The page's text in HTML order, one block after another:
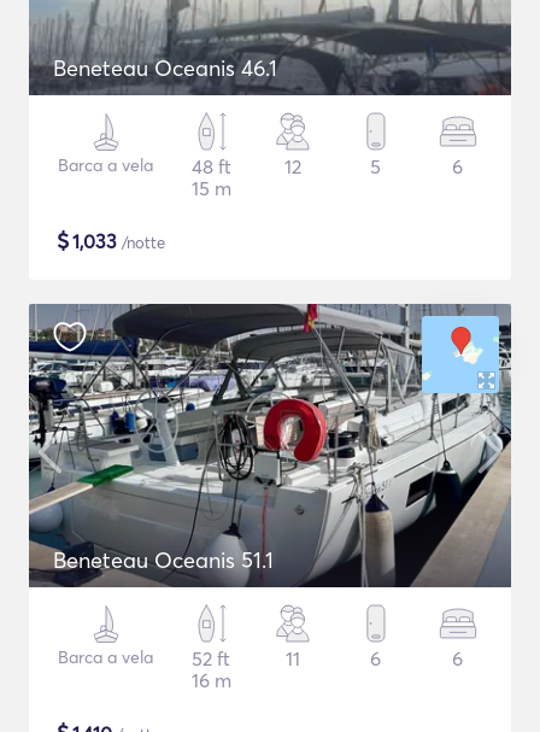
Beneteau Oceanis 46.1
Barca a vela
48 ft
15 m
12 5 6
$1,033 /notte
Beneteau Oceanis 51.1
Barca a vela
52 ft
16 m
11 6 6